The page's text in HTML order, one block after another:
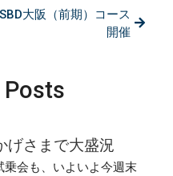
大阪（前期）コース
開催
Posts
げさまで大盛況
会も、いよいよ今週末